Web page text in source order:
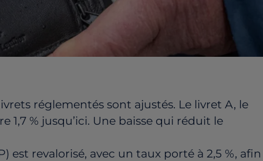
réglementés sont ajustés. Le livret A, le
1,7 % jusqu’ici. Une baisse qui réduit le
est revalorisé, avec un taux porté à 2,5 %, afin